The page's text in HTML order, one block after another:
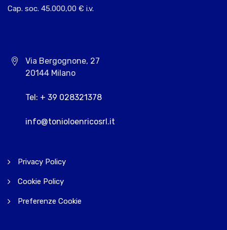
Cap. soc. 45.000,00 € i.v.
Via Bergognone, 27
20144 Milano
Tel: + 39 028321378
info@tonioloenricosrl.it
Privacy Policy
Cookie Policy
Preferenze Cookie